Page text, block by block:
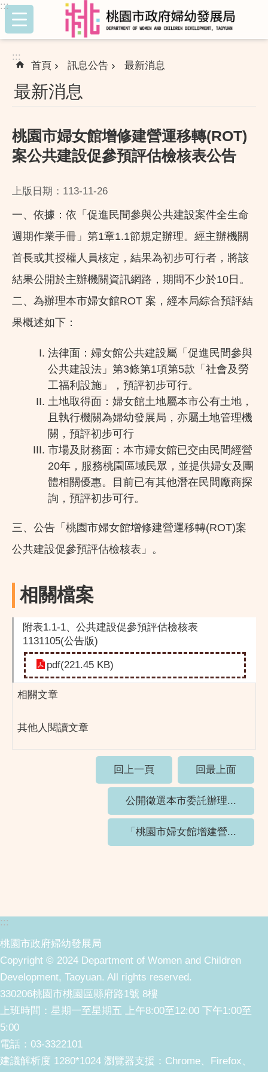
跳到主要內容區塊
:::
:::
首頁 訊息公告 最新消息
最新消息
桃園市婦女館增修建營運移轉(ROT)
案公共建設促參預評估檢核表公告
上版日期：113-11-26
一、依據：依「促進民間參與公共建設案件全生命
週期作業手冊」第1章1.1節規定辦理。經主辦機關
首長或其授權人員核定，結果為初步可行者，將該
結果公開於主辦機關資訊網路，期間不少於10日。
二、為辦理本市婦女館ROT 案，經本局綜合預評結
果概述如下：
法律面：婦女館公共建設屬「促進民間參與
公共建設法」第3條第1項第5款「社會及勞
工福利設施」，預評初步可行。
土地取得面：婦女館土地屬本市公有土地，
且執行機關為婦幼發展局，亦屬土地管理機
關，預評初步可行
市場及財務面：本市婦女館已交由民間經營
20年，服務桃園區域民眾，並提供婦女及團
體相關優惠。目前已有其他潛在民間廠商探
詢，預評初步可行。
三、公告「桃園市婦女館增修建營運移轉(ROT)案
公共建設促參預評估檢核表」。
相關檔案
附表1.1-1、公共建設促參預評估檢核表
1131105(公告版)
pdf(221.45 KB)
相關文章
其他人閱讀文章
回上一頁 回最上面
公開徵選本市委託辦理...
「桃園市婦女館增建營...
:::
桃園市政府婦幼發展局
Copyright © 2024 Department of Women and Children
Development, Taoyuan. All rights reserved.
330206桃園市桃園區縣府路1號 8樓
上班時間：星期一至星期五 上午8:00至12:00 下午1:00至
5:00
電話：03-3322101
建議解析度 1280*1024 瀏覽器支援：Chrome、Firefox、